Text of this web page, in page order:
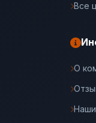
Все
О